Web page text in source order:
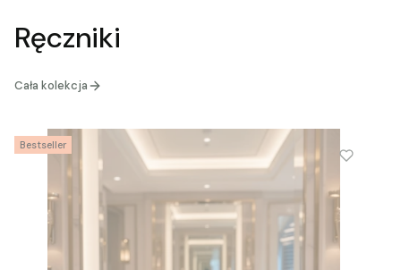
Ręczniki
Cała kolekcja
Bestseller